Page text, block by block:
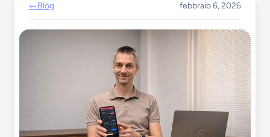
←Blog febbraio 6, 2026